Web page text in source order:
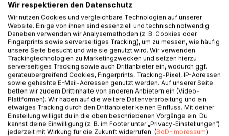
BESCHREIBUNG
Ein bestialischer Sexualmord an einer jungen Deutschen
sorgt für höchste öffentliche Empörung. Der Täter ist ein
Psychopath, was niemanden interessiert, denn der Täter ist
ein Muslim. Rückblenden zeichnen die Wege von Opfer
und Täter bis zur fatalen Begegnung.
Einige Jahre später bezieht sich der junge Greg in seiner
Masterarbeit auf den Mordfall und setzt sich kritisch mit
Medien, Gesellschaft und Staat auseinander. Nach dem
Studium arbeitet er als Lehrer für Sprach- und
Wir respektieren den Datenschutz
Wir nutzen Cookies und vergleichbare Technologien auf unserer
Website. Einige von ihnen sind essenziell und technisch notwendig.
Daneben verwenden wir Analysemethoden (z. B. Cookies oder
Fingerprints sowie serverseitiges Tracking), um zu messen, wie häufig
unsere Seite besucht und wie sie genutzt wird. Wir verwenden
Trackingtechnologien zu Marketingzwecken und setzen hierzu
serverseitiges Tracking sowie auch Drittanbieter ein, wodurch ggf.
geräteübergreifend Cookies, Fingerprints, Tracking-Pixel, IP-Adressen
sowie gehashte E-Mail-Adressen genutzt werden. Auf unserer Seite
betten wir zudem Drittinhalte von anderen Anbietern ein (Video-
Plattformen). Wir haben auf die weitere Datenverarbeitung und ein
etwaiges Tracking durch den Drittanbieter keinen Einfluss. Mit deiner
Einstellung willigst du in die oben beschriebenen Vorgänge ein. Du
kannst deine Einwilligung (z. B. im Footer unter „Privacy-Einstellungen“)
jederzeit mit Wirkung für die Zukunft widerrufen. (BoD-Impressum)